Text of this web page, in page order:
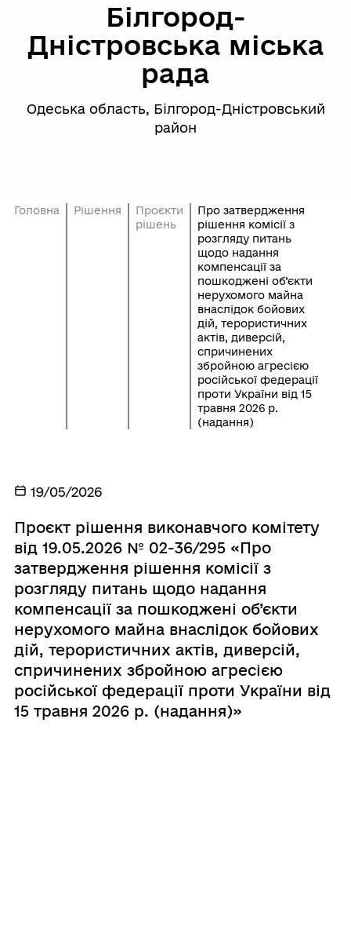
Білгород-
Дністровська міська
рада
Одеська область, Білгород-Дністровський
район
Головна Рішення
Проєкти
рішень
Про затвердження
рішення комісії з
розгляду питань
щодо надання
компенсації за
пошкоджені об’єкти
нерухомого майна
внаслідок бойових
дій, терористичних
актів, диверсій,
спричинених
збройною агресією
російської федерації
проти України від 15
травня 2026 р.
(надання)
19/05/2026
Проєкт рішення виконавчого комітету
від 19.05.2026 № 02-36/295 «Про
затвердження рішення комісії з
розгляду питань щодо надання
компенсації за пошкоджені об’єкти
нерухомого майна внаслідок бойових
дій, терористичних актів, диверсій,
спричинених збройною агресією
російської федерації проти України від
15 травня 2026 р. (надання)»